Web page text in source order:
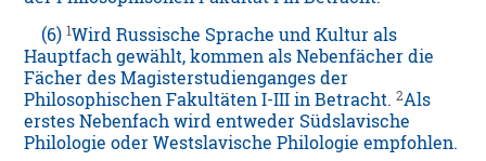
(6)1Wird Russische Sprache und Kultur als
Hauptfach gewählt, kommen als Nebenfächer die
Fächer des Magisterstudienganges der
Philosophischen Fakultäten I-III in Betracht.2Als
erstes Nebenfach wird entweder Südslavische
Philologie oder Westslavische Philologie empfohlen.